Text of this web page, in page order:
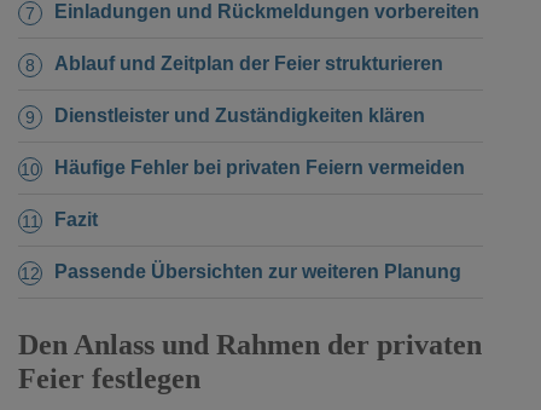
Einladungen und Rückmeldungen vorbereiten
Ablauf und Zeitplan der Feier strukturieren
Dienstleister und Zuständigkeiten klären
Häufige Fehler bei privaten Feiern vermeiden
Fazit
Passende Übersichten zur weiteren Planung
Den Anlass und Rahmen der privaten
Feier festlegen